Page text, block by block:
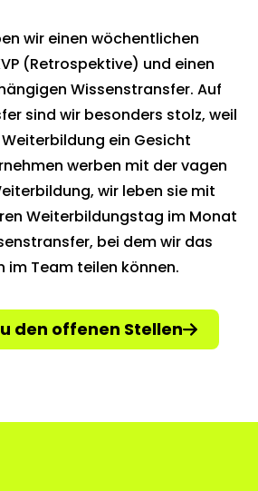
wir einen wöchentlichen
(Retrospektive) und einen
Wissenstransfer. Auf
sind wir besonders stolz, weil
ein Gesicht
werben mit der vagen
wir leben sie mit
Weiterbildungstag im Monat
bei dem wir das
im Team teilen können.
den offenen Stellen